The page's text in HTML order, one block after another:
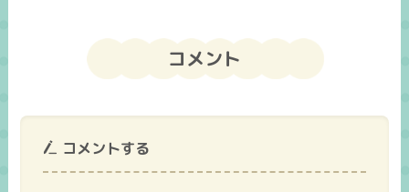
コメント
コメントする